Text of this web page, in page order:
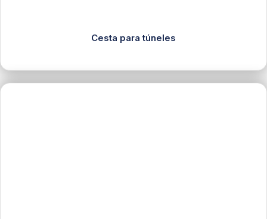
Cesta para túneles